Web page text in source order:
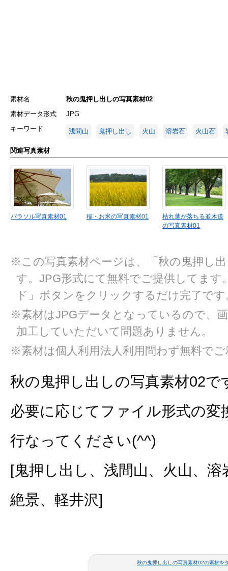
素材名
秋の鬼押し出しの写真素材02
素材データ形式
JPG
キーワード
浅間山 鬼押し出し 火山 溶岩石 火山石
関連写真素材
パラソル写真素材01 稲・お米の写真素材01
枯れ葉が落ちる並木道
の写真素材01
※この写真素材ページは、「秋の鬼押し
す。JPG形式にて無料でご提供してます
ド」ボタンをクリックするだけ完了です
※素材はJPGデータとなっているので、
加工していただいて問題ありません。
※素材は個人利用法人利用問わず無料で
秋の鬼押し出しの写真素材02で
必要に応じてファイル形式の変
行なってください(^^)
[鬼押し出し、浅間山、火山、
絶景、軽井沢]
秋の鬼押し出しの写真素材02の素材を